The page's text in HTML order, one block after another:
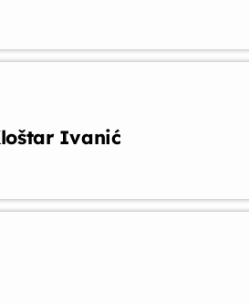
Ivanić